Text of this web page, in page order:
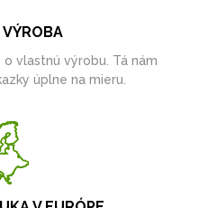
o vlastnú výrobu. Tá nám
úplne na mieru.